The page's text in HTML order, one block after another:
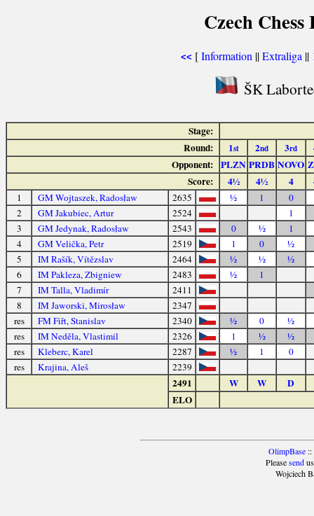
Czech
<< [Information ||Extraliga ||
ŠK
Stage:
Round:
1st 2nd 3rd
Opponent: PLZN PRDB NOVO
Score:
4½ 4½ 4
1 GM Wojtaszek, Radosław 2635 ½ 1
0
2
GM Jakubiec, Artur 2524
1
3
GM Jedynak, Radosław 2543 0 ½
1
4
GM Velička, Petr 2519 1 0
½
5
IM Rašík, Vítězslav 2464 ½ ½
½
6
IM Pakleza, Zbigniew 2483 ½
1
7
IM Talla, Vladimír
2411
8
IM Jaworski, Mirosław
2347
res
FM Fiřt, Stanislav 2340 ½ 0
½
res
IM Neděla, Vlastimil 2326 1 ½
½
res
Kleberc, Karel 2287 ½ 1
0
res
Krajina, Aleš 2239
2491 W W
D
ELO
OlimpBase::
Pleasesendus
Wojciech